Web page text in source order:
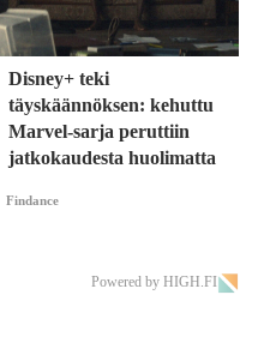
Disney+ teki
täyskäännöksen: kehuttu
Marvel-sarja peruttiin
jatkokaudesta huolimatta
Findance
Powered by HIGH.FI